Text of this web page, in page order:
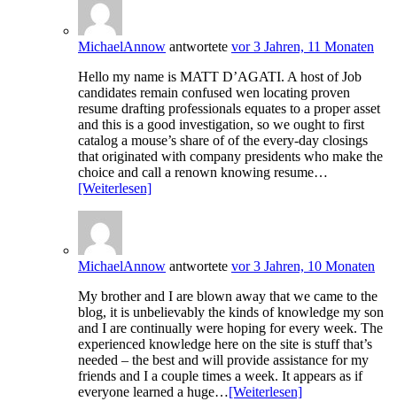
MichaelAnnow antwortete vor 3 Jahren, 11 Monaten
Hello my name is MATT D’AGATI. A host of Job
candidates remain confused wen locating proven
resume drafting professionals equates to a proper asset
and this is a good investigation, so we ought to first
catalog a mouse’s share of of the every-day closings
that originated with company presidents who make the
choice and call a renown knowing resume…
[Weiterlesen]
MichaelAnnow antwortete vor 3 Jahren, 10 Monaten
My brother and I are blown away that we came to the
blog, it is unbelievably the kinds of knowledge my son
and I are continually were hoping for every week. The
experienced knowledge here on the site is stuff that’s
needed – the best and will provide assistance for my
friends and I a couple times a week. It appears as if
everyone learned a huge…[Weiterlesen]